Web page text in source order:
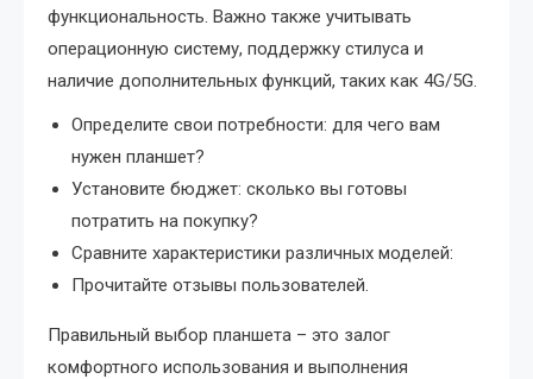
функциональность. Важно также учитывать
операционную систему, поддержку стилуса и
наличие дополнительных функций, таких как 4G/5G.
Определите свои потребности: для чего вам
нужен планшет?
Установите бюджет: сколько вы готовы
потратить на покупку?
Сравните характеристики различных моделей:
Прочитайте отзывы пользователей.
Правильный выбор планшета – это залог
комфортного использования и выполнения